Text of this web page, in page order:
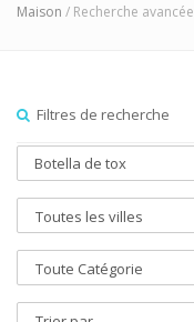
Maison / Recherche avancée
Filtres de recherche